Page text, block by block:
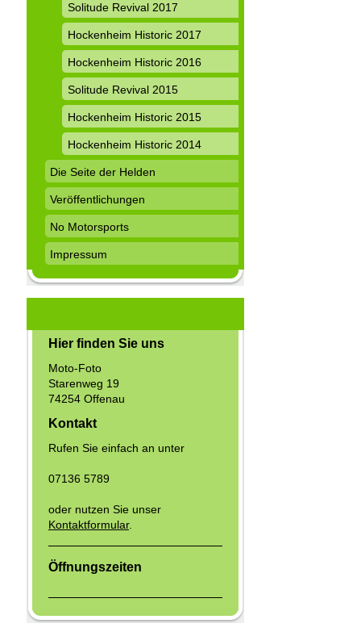
Solitude Revival 2017
Hockenheim Historic 2017
Hockenheim Historic 2016
Solitude Revival 2015
Hockenheim Historic 2015
Hockenheim Historic 2014
Die Seite der Helden
Veröffentlichungen
No Motorsports
Impressum
Hier finden Sie uns
Moto-Foto
Starenweg 19
74254 Offenau
Kontakt
Rufen Sie einfach an unter
07136 5789
oder nutzen Sie unser
Kontaktformular.
Öffnungszeiten